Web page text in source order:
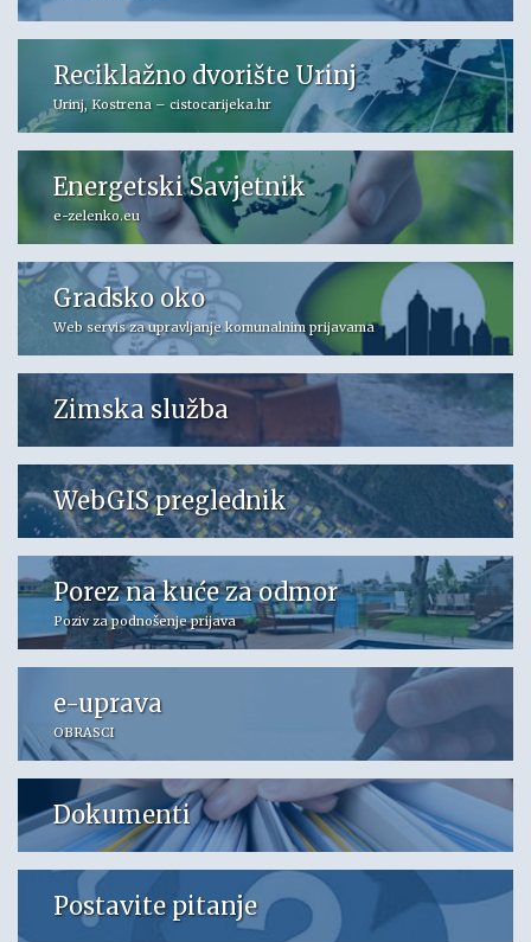
Reciklažno dvorište Urinj
Urinj, Kostrena – cistocarijeka.hr
Energetski Savjetnik
e-zelenko.eu
Gradsko oko
Web servis za upravljanje komunalnim prijavama
Zimska služba
WebGIS preglednik
Porez na kuće za odmor
Poziv za podnošenje prijava
e-uprava
OBRASCI
Dokumenti
Postavite pitanje